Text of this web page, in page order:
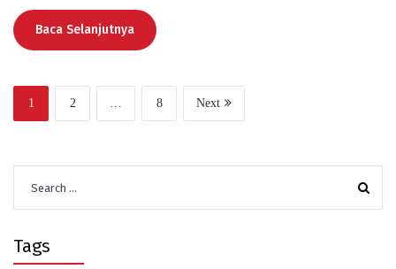
Baca Selanjutnya
1 2 … 8 Next
for:
Tags